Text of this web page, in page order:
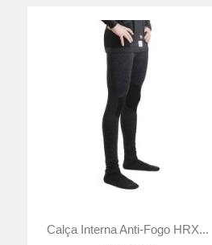
Vista rápida
Calça Interna Anti-Fogo HRX...